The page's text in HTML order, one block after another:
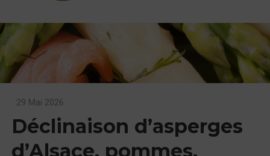
29 Mai 2026
Déclinaison d’asperges
d’Alsace, pommes,